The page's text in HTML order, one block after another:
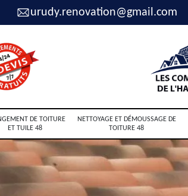
urudy.renovation@gmail.com
DE TOITURE
ET TUILE 48
NETTOYAGE ET DÉMOUSSAGE DE
TOITURE 48